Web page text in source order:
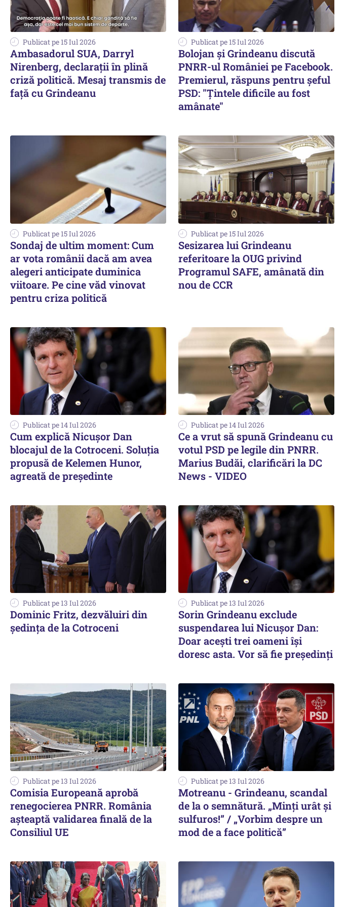
Publicat pe 15 Iul 2026
Ambasadorul SUA, Darryl
Nirenberg, declarații în plină
criză politică. Mesaj transmis de
față cu Grindeanu
Publicat pe 15 Iul 2026
Bolojan și Grindeanu discută
PNRR-ul României pe Facebook.
Premierul, răspuns pentru șeful
PSD: "Țintele dificile au fost
amânate"
Publicat pe 15 Iul 2026
Sondaj de ultim moment: Cum
ar vota românii dacă am avea
alegeri anticipate duminica
viitoare. Pe cine văd vinovat
pentru criza politică
Publicat pe 15 Iul 2026
Sesizarea lui Grindeanu
referitoare la OUG privind
Programul SAFE, amânată din
nou de CCR
Publicat pe 14 Iul 2026
Cum explică Nicușor Dan
blocajul de la Cotroceni. Soluția
propusă de Kelemen Hunor,
agreată de președinte
Publicat pe 14 Iul 2026
Ce a vrut să spună Grindeanu cu
votul PSD pe legile din PNRR.
Marius Budăi, clarificări la DC
News - VIDEO
Publicat pe 13 Iul 2026
Dominic Fritz, dezvăluiri din
şedinţa de la Cotroceni
Publicat pe 13 Iul 2026
Sorin Grindeanu exclude
suspendarea lui Nicușor Dan:
Doar acești trei oameni își
doresc asta. Vor să fie președinți
Publicat pe 13 Iul 2026
Comisia Europeană aprobă
renegocierea PNRR. România
așteaptă validarea finală de la
Consiliul UE
Publicat pe 13 Iul 2026
Motreanu - Grindeanu, scandal
de la o semnătură. „Minți urât și
sulfuros!” / „Vorbim despre un
mod de a face politică”